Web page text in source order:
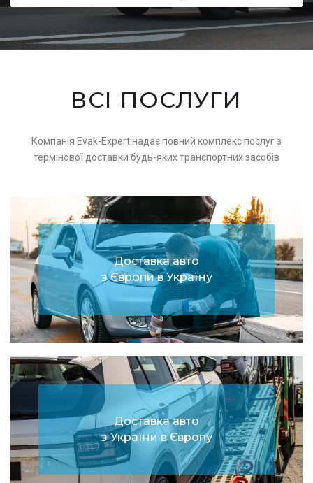
ВСІ ПОСЛУГИ
Компанія Evak-Expert надає повний комплекс послуг з
термінової доставки будь-яких транспортних засобів
Доставка авто
з Європи в Україну
Доставка авто
з України в Європу